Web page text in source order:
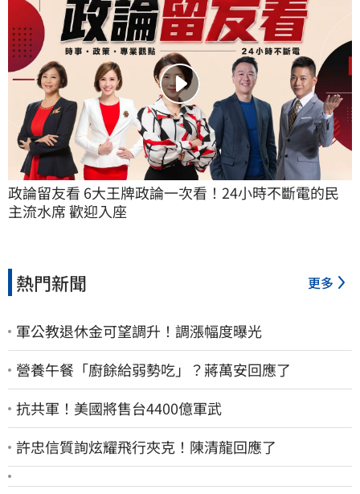
政論留友看 6大王牌政論一次看！24小時不斷電的民
主流水席 歡迎入座
熱門新聞 更多
軍公教退休金可望調升！調漲幅度曝光
營養午餐「廚餘給弱勢吃」？蔣萬安回應了
抗共軍！美國將售台4400億軍武
許忠信質詢炫耀飛行夾克！陳清龍回應了